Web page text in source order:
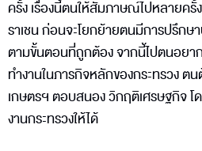
ครั้ง เรื่องนี้ตนให้สัมภาษณ์ไปหลายครั้
ราเชน ก่อนจะโยกย้ายตนมีการปรึกษ
ตามขั้นตอนที่ถูกต้อง จากนี้ไปตนอยา
ทำงานในภารกิจหลักของกระทรวง ต
เกษตรฯ ตอบสนอง วิกฤติเศรษฐกิจ
งานกระทรวงให้ได้